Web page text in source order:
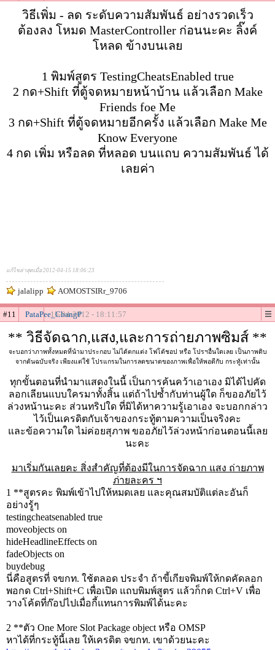
วิธีเพิ่ม - ลด ระดับความสัมพันธ์ อย่างรวดเร็ว
ต้องลง โหมด MasterController ก่อนนะคะ ลิ๊งค์
โหลด ข้างบนเลย
1 พิมพ์สูตร TestingCheatsEnabled true
2 กด+Shift ที่ตู้จดหมายหน้าบ้าน แล้วเลือก Make
Friends foe Me
3 กด+Shift ที่ตู้จดหมายอีกครั้ง แล้วเลือก Make Me
Know Everyone
4 กด เพิ่ม หรือลด ที่หลอด บนแถบ ความสัมพันธ์ ได้
เลยค่า
แก้ไขล่าสุดเมื่อ 2012-04-15 18:06:23
jalalipp AOMOSTSIRr_9706
#11 PataPee_ChangP
15-04-2012 - 18:11:57
** วิธีจัดฉาก,แสง,และการถ่ายภาพซิมส์ **
จะบอกว่าภาพทั้งหมดที่นำมาประกอบ ไม่ได้ตกแต่ง โฟโต้ชอป หรือ โปรฯอื่นใดเลย เป็นภาพดิบ
จากต้นฉบับจริง เพียงแต่ใช้ โปรแกรมในการลดขนาดของภาพเพื่อให้พอดีกับ กระทู้เท่านั้น
ทุกขั้นตอนที่นำมาแสดงในนี้ เป็นการค้นคว้าเอาเอง มิได้ไปคัด
ลอกเลียนแบบใครมาทั้งสิ้น แต่ถ้าไปซ้ำกับท่านผู้ใด ก็ขออภัยไว้
ล่วงหน้านะคะ ส่วนทริปใด ที่มิได้หาความรู้เอาเอง จะบอกกล่าว
ไว้เป็นเครดิตกับเจ้าของกระทู้ตามความเป็นจริงคะ
และข้อความใด ไม่ค่อยสุภาพ ขออภัยไว้ล่วงหน้าก่อนตอนนี้เลย
นะคะ
มาเริ่มกันเลยคะ สิ่งสำคัญที่ต้องมีในการจัดฉาก แสง ถ่ายภาพ
ภ่ายละคร ฯ
1 **สูตรคะ พิมพ์เข้าไปให้หมดเลย และคุณสมบัติแต่ละอันก็
อย่างรู้ๆ
testingcheatsenabled true
moveobjects on
hideHeadlineEffects on
fadeObjects on
buydebug
นี่คือสูตรที่ จขกท. ใช้ตลอด ประจำ ถ้าขี้เกียจพิมพ์ให้กดคัดลอก
พอกด Ctrl+Shift+C เพื่อเปิด แถบพิมพ์สูตร แล้วก็กด Ctrl+V เพื่อ
วางโค้ดที่ก๊อปไปเมื่อกี้แทนการพิมพ์ได้นะคะ
2 **ตัว One More Slot Package object หรือ OMSP
หาได้ที่กระทู้นี้เลย ให้เครดิต จขกท. เขาด้วยนะคะ